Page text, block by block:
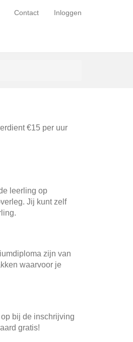
Contact Inloggen
€15 per uur
leerling op
Jij kunt zelf
zijn van
waarvoor je
bij de inschrijving
gratis!